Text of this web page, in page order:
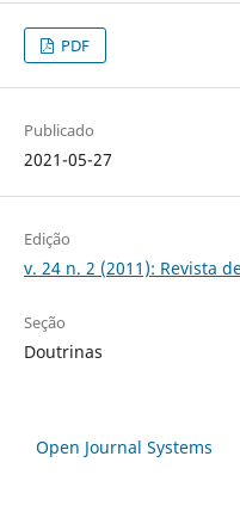
PDF
Publicado
2021-05-27
Edição
v. 24 n. 2 (2011): Revista
Seção
Doutrinas
Open Journal Systems